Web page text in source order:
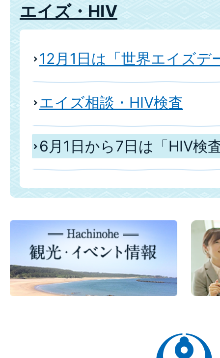
エイズ・HIV
12月1日は「世界エイズデ
エイズ相談・HIV検査
6月1日から7日は「HIV検
八